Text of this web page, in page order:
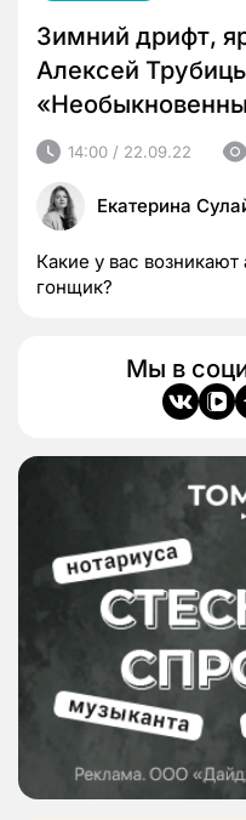
Зимний дрифт,
Алексей
14:00 / 22.09.22
Екатерина
Какие у вас
гонщик?
Мы в